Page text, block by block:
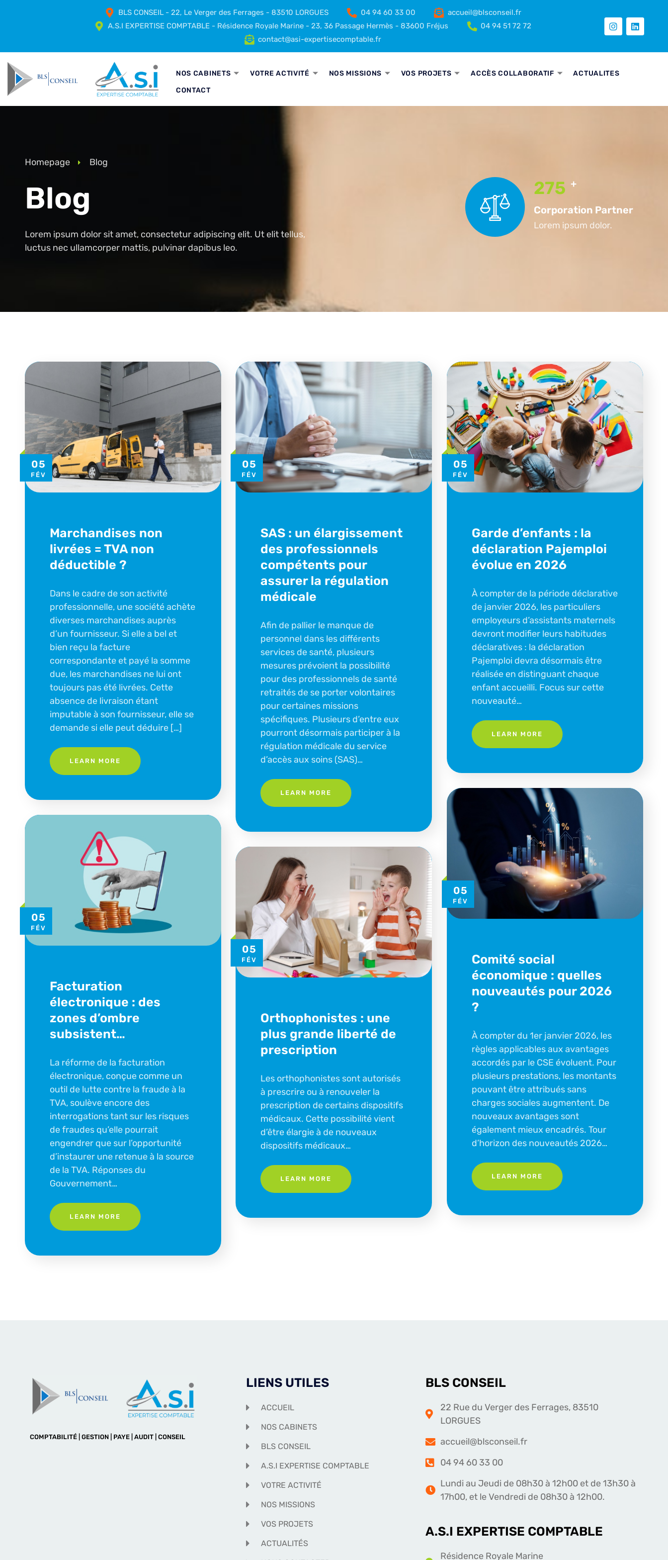
BLS CONSEIL - 22, Le Verger des Ferrages - 83510 LORGUES 04 94 60 33 00
accueil@blsconseil.fr
A.S.I EXPERTISE COMPTABLE - Résidence Royale Marine - 23, 36 Passage Hermès - 83600 Fréjus
04 94 51 72 72
contact@asi-expertisecomptable.fr
NOS CABINETS VOTRE ACTIVITÉ NOS MISSIONS VOS PROJETS ACCÈS COLLABORATIF
ACTUALITES
CONTACT
Homepage Blog
Blog
Lorem ipsum dolor sit amet, consectetur adipiscing elit. Ut elit tellus,
luctus nec ullamcorper mattis, pulvinar dapibus leo.
275 +
Corporation Partner
Lorem ipsum dolor.
05
FÉV
Marchandises non
livrées = TVA non
déductible ?
Dans le cadre de son activité
professionnelle, une société achète
diverses marchandises auprès
d’un fournisseur. Si elle a bel et
bien reçu la facture
correspondante et payé la somme
due, les marchandises ne lui ont
toujours pas été livrées. Cette
absence de livraison étant
imputable à son fournisseur, elle se
demande si elle peut déduire […]
LEARN MORE
05
FÉV
SAS : un élargissement
des professionnels
compétents pour
assurer la régulation
médicale
Afin de pallier le manque de
personnel dans les différents
services de santé, plusieurs
mesures prévoient la possibilité
pour des professionnels de santé
retraités de se porter volontaires
pour certaines missions
spécifiques. Plusieurs d’entre eux
pourront désormais participer à la
régulation médicale du service
d’accès aux soins (SAS)…
LEARN MORE
05
FÉV
Garde d’enfants : la
déclaration Pajemploi
évolue en 2026
À compter de la période déclarative
de janvier 2026, les particuliers
employeurs d’assistants maternels
devront modifier leurs habitudes
déclaratives : la déclaration
Pajemploi devra désormais être
réalisée en distinguant chaque
enfant accueilli. Focus sur cette
nouveauté…
LEARN MORE
05
FÉV
Comité social
économique : quelles
nouveautés pour 2026
?
À compter du 1er janvier 2026, les
règles applicables aux avantages
accordés par le CSE évoluent. Pour
plusieurs prestations, les montants
pouvant être attribués sans
charges sociales augmentent. De
nouveaux avantages sont
également mieux encadrés. Tour
d’horizon des nouveautés 2026…
LEARN MORE
05
FÉV
Facturation
électronique : des
zones d’ombre
subsistent…
La réforme de la facturation
électronique, conçue comme un
outil de lutte contre la fraude à la
TVA, soulève encore des
interrogations tant sur les risques
de fraudes qu’elle pourrait
engendrer que sur l’opportunité
d’instaurer une retenue à la source
de la TVA. Réponses du
Gouvernement…
LEARN MORE
05
FÉV
Orthophonistes : une
plus grande liberté de
prescription
Les orthophonistes sont autorisés
à prescrire ou à renouveler la
prescription de certains dispositifs
médicaux. Cette possibilité vient
d’être élargie à de nouveaux
dispositifs médicaux…
LEARN MORE
COMPTABILITÉ | GESTION | PAYE | AUDIT | CONSEIL
LIENS UTILES
ACCUEIL
NOS CABINETS
BLS CONSEIL
A.S.I EXPERTISE COMPTABLE
VOTRE ACTIVITÉ
NOS MISSIONS
VOS PROJETS
ACTUALITÉS
BLS CONSEIL
22 Rue du Verger des Ferrages, 83510
LORGUES
accueil@blsconseil.fr
04 94 60 33 00
Lundi au Jeudi de 08h30 à 12h00 et de 13h30 à
17h00, et le Vendredi de 08h30 à 12h00.
A.S.I EXPERTISE COMPTABLE
Résidence Royale Marine